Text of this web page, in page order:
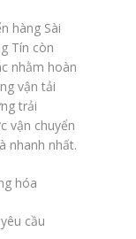
hàng Sài
Tín còn
nhằm hoàn
vận tải
trải
vận chuyển
nhanh nhất.
hóa
cầu